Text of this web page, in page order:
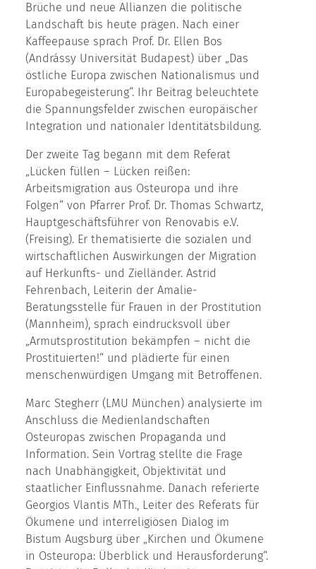
Brüche und neue Allianzen die politische
Landschaft bis heute prägen. Nach einer
Kaffeepause sprach Prof. Dr. Ellen Bos
(Andrássy Universität Budapest) über „Das
östliche Europa zwischen Nationalismus und
Europabegeisterung“. Ihr Beitrag beleuchtete
die Spannungsfelder zwischen europäischer
Integration und nationaler Identitätsbildung.
Der zweite Tag begann mit dem Referat
„Lücken füllen – Lücken reißen:
Arbeitsmigration aus Osteuropa und ihre
Folgen“ von Pfarrer Prof. Dr. Thomas Schwartz,
Hauptgeschäftsführer von Renovabis e.V.
(Freising). Er thematisierte die sozialen und
wirtschaftlichen Auswirkungen der Migration
auf Herkunfts- und Zielländer. Astrid
Fehrenbach, Leiterin der Amalie-
Beratungsstelle für Frauen in der Prostitution
(Mannheim), sprach eindrucksvoll über
„Armutsprostitution bekämpfen – nicht die
Prostituierten!“ und plädierte für einen
menschenwürdigen Umgang mit Betroffenen.
Marc Stegherr (LMU München) analysierte im
Anschluss die Medienlandschaften
Osteuropas zwischen Propaganda und
Information. Sein Vortrag stellte die Frage
nach Unabhängigkeit, Objektivität und
staatlicher Einflussnahme. Danach referierte
Georgios Vlantis MTh., Leiter des Referats für
Ökumene und interreligiösen Dialog im
Bistum Augsburg über „Kirchen und Ökumene
in Osteuropa: Überblick und Herausforderung“.